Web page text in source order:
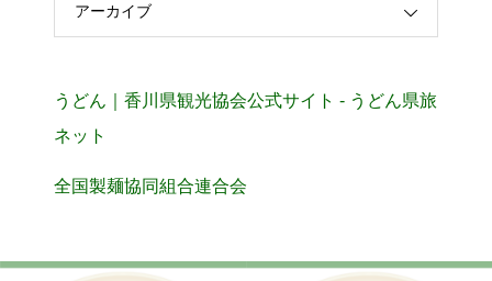
アーカイブ
うどん｜香川県観光協会公式サイト - うどん県旅
ネット
全国製麺協同組合連合会